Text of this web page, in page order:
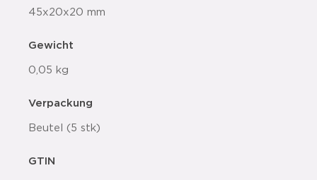
45x20x20 mm
Gewicht
0,05 kg
Verpackung
Beutel (5 stk)
GTIN